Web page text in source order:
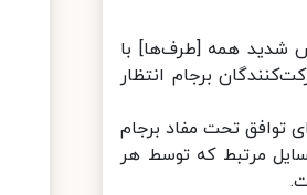
شدید همه [طرف‌ها] با
برجام انتظار
تحت مفاد برجام
مسایل مرتبط که توسط هر